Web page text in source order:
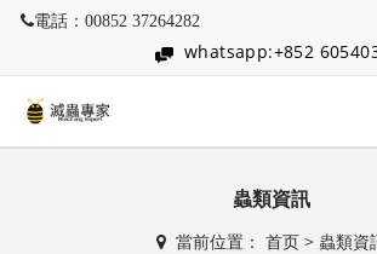
電話：00852 37264282
whatsapp:+852
蟲類資訊
當前位置： 首页> 蟲類資